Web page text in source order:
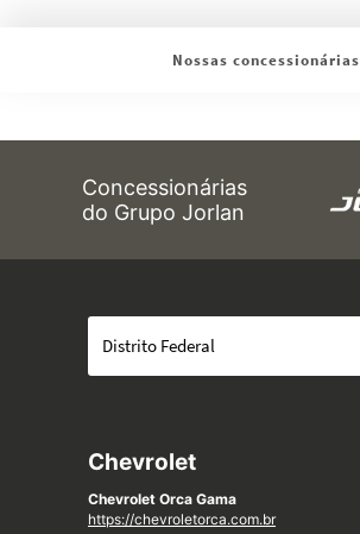
Nossas concessionárias
Concessionárias
do Grupo Jorlan
Chevrolet
Chevrolet Orca Gama
https://chevroletorca.com.br